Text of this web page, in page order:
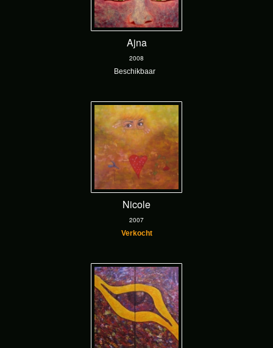
Ajna
2008
Beschikbaar
Nicole
2007
Verkocht